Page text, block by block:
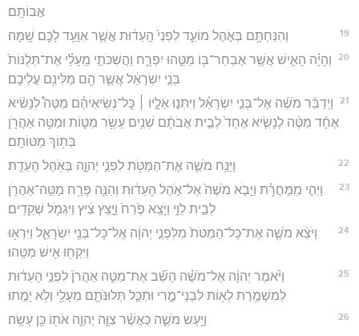
אֲבוֹתָֽם׃
19 וְהִנַּחְתָּ֖ם בְּאֹ֣הֶל מוֹעֵ֑ד לִפְנֵי֙ הָֽעֵד֔וּת אֲשֶׁ֛ר אִוָּעֵ֥ד לָכֶ֖ם שָֽׁמָּה׃
20
וְהָיָ֗ה הָאִ֛ישׁ אֲשֶׁ֥ר אֶבְחַר־בּ֖וֹ מַטֵּ֣הוּ יִפְרָ֑ח וַהֲשִׁכֹּתִ֣י מֵֽעָלַ֗י אֶת־תְּלֻנּוֹת֙
בְּנֵ֣י יִשְׂרָאֵ֔ל אֲשֶׁ֛ר הֵ֥ם מַלִּינִ֖ם עֲלֵיכֶֽם׃
21
וַיְדַבֵּ֨ר מֹשֶׁ֜ה אֶל־בְּנֵ֣י יִשְׂרָאֵ֗ל וַיִּתְּנ֣וּ אֵלָ֣יו ׀ כָּֽל־נְשִֽׂיאֵיהֶ֡ם מַטֶּה֩ לְנָשִׂ֨יא
אֶחָ֜ד מַטֶּ֨ה לְנָשִׂ֤יא אֶחָד֙ לְבֵ֣ית אֲבֹתָ֔ם שְׁנֵ֥ים עָשָׂ֖ר מַטּ֑וֹת וּמַטֵּ֥ה אַהֲרֹ֖ן
בְּת֥וֹךְ מַטּוֹתָֽם׃
22 וַיַּנַּ֥ח מֹשֶׁ֛ה אֶת־הַמַּטֹּ֖ת לִפְנֵ֣י יְהוָ֑ה בְּאֹ֖הֶל הָעֵדֻֽת׃
23
וַיְהִ֣י מִֽמָּחֳרָ֗ת וַיָּבֹ֤א מֹשֶׁה֙ אֶל־אֹ֣הֶל הָעֵד֔וּת וְהִנֵּ֛ה פָּרַ֥ח מַטֵּֽה־אַהֲרֹ֖ן
לְבֵ֣ית לֵוִ֑י וַיֹּ֤צֵֽא פֶ֙רַח֙ וַיָּ֣צֵֽץ צִ֔יץ וַיִּגְמֹ֖ל שְׁקֵדִֽים׃
24
וַיֹּצֵ֨א מֹשֶׁ֤ה אֶת־כָּל־הַמַּטֹּת֙ מִלִּפְנֵ֣י יְהוָ֔ה אֶֽל־כָּל־בְּנֵ֖י יִשְׂרָאֵ֑ל וַיִּרְא֥וּ
וַיִּקְח֖וּ אִ֥ישׁ מַטֵּֽהוּ׃
25
וַיֹּ֨אמֶר יְהוָ֜ה אֶל־מֹשֶׁ֗ה הָשֵׁ֞ב אֶת־מַטֵּ֤ה אַהֲרֹן֙ לִפְנֵ֣י הָעֵד֔וּת
לְמִשְׁמֶ֥רֶת לְא֖וֹת לִבְנֵי־מֶ֑רִי וּתְכַ֧ל תְּלוּנֹּתָ֛ם מֵעָלַ֖י וְלֹ֥א יָמֻֽתוּ׃
26 וַיַּ֖עַשׂ מֹשֶׁ֑ה כַּאֲשֶׁ֨ר צִוָּ֧ה יְהוָ֛ה אֹת֖וֹ כֵּ֥ן עָשָֽׂה׃